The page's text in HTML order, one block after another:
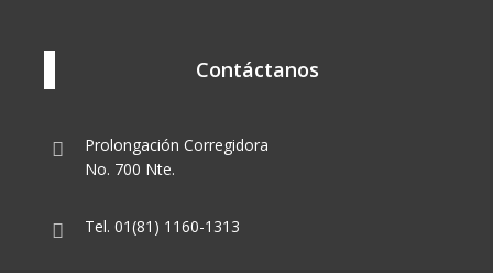
Contáctanos
Prolongación Corregidora
No. 700 Nte.
Tel. 01(81) 1160-1313